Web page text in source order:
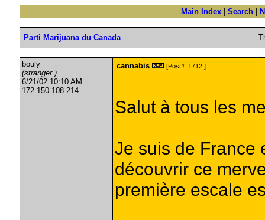
Main Index Search
Parti Marijuana du Canada
bouly
(stranger )
6/21/02 10:10 AM
172.150.108.214
cannabis [Post#: 1712 ]
Salut à tous les
Je suis de France
découvrir ce
première escale